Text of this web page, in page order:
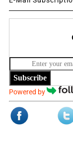
Subscribe
Powered by